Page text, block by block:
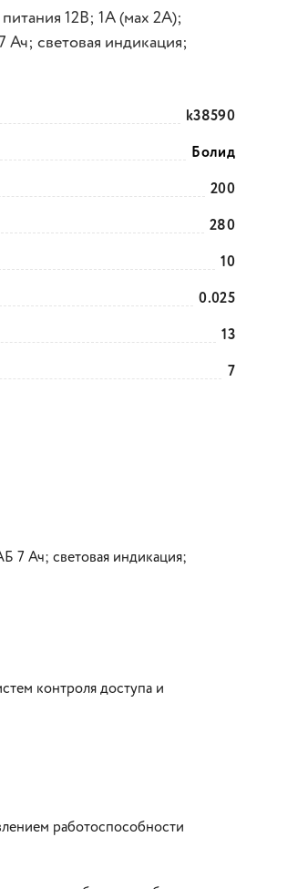
12В; 1А (мах 2А);
световая индикация;
k38590
Болид
200
280
10
0.025
13
7
7 Ач; световая индикация;
контроля доступа и
работоспособности